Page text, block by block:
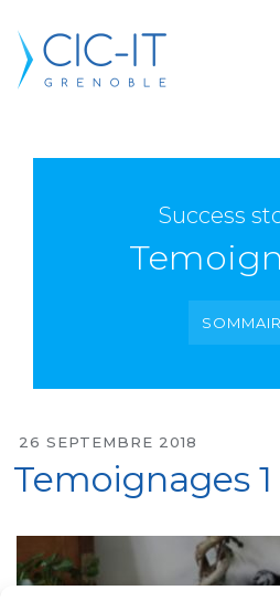
Success
26 SEPTEMBRE 2018
Temoignages 1